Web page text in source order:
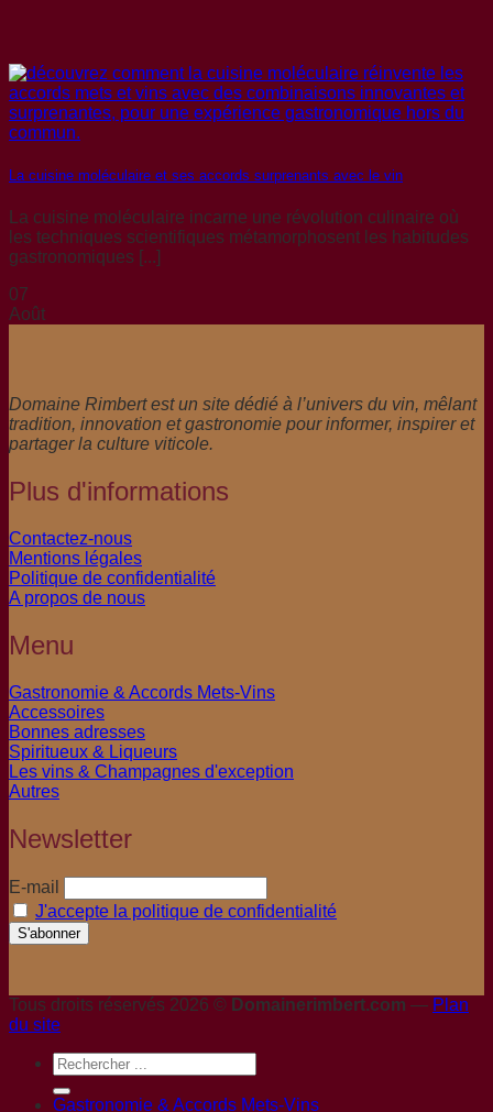
La cuisine moléculaire et ses accords surprenants avec le vin
La cuisine moléculaire incarne une révolution culinaire où
les techniques scientifiques métamorphosent les habitudes
gastronomiques [...]
07
Août
Domaine Rimbert est un site dédié à l’univers du vin, mêlant
tradition, innovation et gastronomie pour informer, inspirer et
partager la culture viticole.
Plus d'informations
Contactez-nous
Mentions légales
Politique de confidentialité
A propos de nous
Menu
Gastronomie & Accords Mets-Vins
Accessoires
Bonnes adresses
Spiritueux & Liqueurs
Les vins & Champagnes d'exception
Autres
Newsletter
E-mail
J'accepte la politique de confidentialité
Tous droits réservés 2026 © Domainerimbert.com — Plan
du site
Gastronomie & Accords Mets-Vins